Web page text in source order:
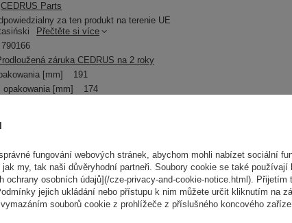
CEDRUS Parts
za ten produkt na terenie UE
Přečtěte si více
790166
záruka CEDRUS na 2 roky
[mm]
191
opakowania [mm]
174
Potřebujete pomoc? Máte
Položte svůj dotaz a my vám ihned odpovíme, nejzajímavější
odpovědi budou zveřejněny pro
fungování webových stránek, abychom mohli nabízet sociální
my, tak naši důvěryhodní partneři. Soubory cookie se také
ochrany osobních údajů](/cze-privacy-and-cookie-notice.html).
jejich ukládání nebo přístupu k nim můžete určit kliknutím na
souborů cookie z prohlížeče z příslušného koncového